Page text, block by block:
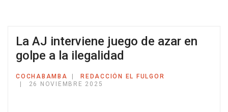
La AJ interviene juego de azar en
golpe a la ilegalidad
COCHABAMBA
REDACCIÓN EL FULGOR
26 NOVIEMBRE 2025